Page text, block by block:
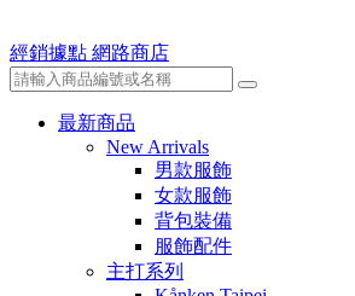
經銷據點 網路商店
最新商品
New Arrivals
男款服飾
女款服飾
背包裝備
服飾配件
主打系列